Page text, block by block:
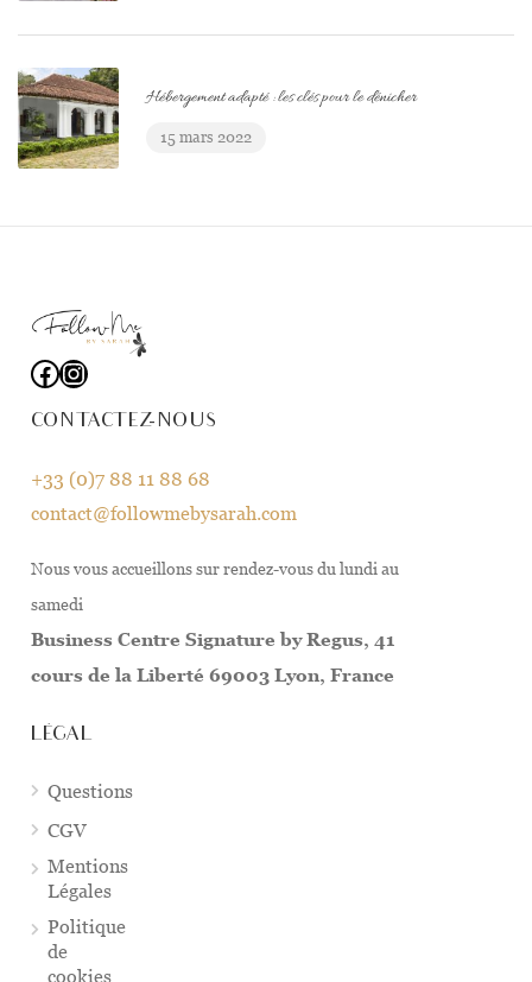
Hébergement adapté : les clés pour le dénicher
15 mars 2022
CONTACTEZ-NOUS
+33 (0)7 88 11 88 68
contact@followmebysarah.com
Nous vous accueillons sur rendez-vous du lundi au
samedi
Business Centre Signature by Regus, 41
cours de la Liberté 69003 Lyon, France
LÉGAL
Questions
CGV
Mentions
Légales
Politique
de
cookies